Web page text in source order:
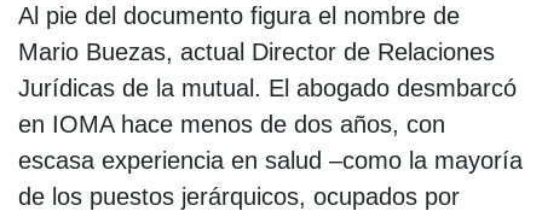
Al pie del documento figura el nombre de
Mario Buezas, actual Director de Relaciones
Jurídicas de la mutual. El abogado desmbarcó
en IOMA hace menos de dos años, con
escasa experiencia en salud –como la mayoría
de los puestos jerárquicos, ocupados por